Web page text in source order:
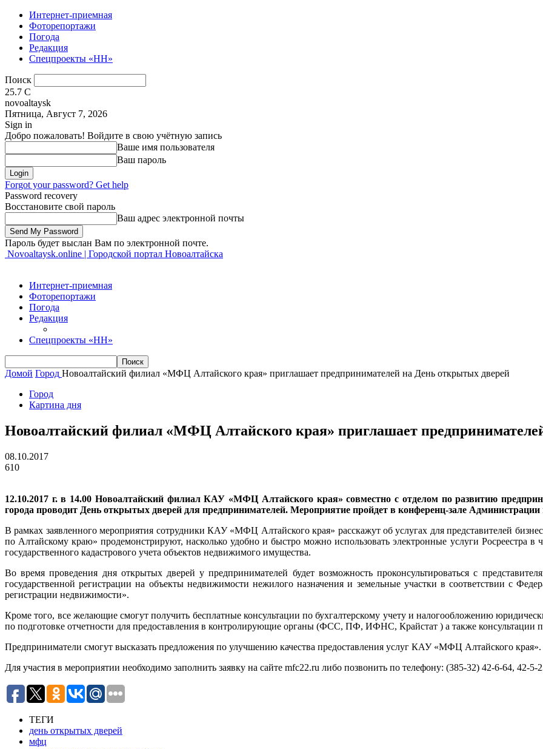
Интернет-приемная
Фоторепортажи
Погода
Редакция
Спецпроекты «НН»
Поиск
25.7 C
novoaltaysk
Пятница, Август 7, 2026
Sign in
Добро пожаловать! Войдите в свою учётную запись
Ваше имя пользователя
Ваш пароль
Forgot your password? Get help
Password recovery
Восстановите свой пароль
Ваш адрес электронной почты
Пароль будет выслан Вам по электронной почте.
Novoaltaysk.online | Городской портал Новоалтайска
Интернет-приемная
Фоторепортажи
Погода
Редакция
Спецпроекты «НН»
Домой Город Новоалтайский филиал «МФЦ Алтайского края» приглашает предпринимателей на День открытых дверей
Город
Картина дня
Новоалтайский филиал «МФЦ Алтайского края» приглашает
08.10.2017
610
12.10.2017 г. в 14.00 Новоалтайский филиал КАУ «МФЦ Алтайского края» совместно с отделом по развитию
города проводит День открытых дверей для предпринимателей. Мероприятие пройдет в конференц-зале
В рамках заявленного мероприятия сотрудники КАУ «МФЦ Алтайского края» расскажут об услугах для представителей
по Алтайскому краю» продемонстрируют, насколько удобно и быстро можно использовать электронные услуги Росреестра
государственного кадастрового учета объектов недвижимого имущества.
Во время проведения дня открытых дверей у предпринимателей будет возможность проконсультироваться с
государственной регистрации на объекты недвижимости нежилого назначения и земельные участки в соответствии с
регистрации недвижимости».
Кроме того, все желающие смогут получить бесплатные консультации по бухгалтерскому учету и налогообложению
по подготовке отчетности для предоставления в контролирующие органы (ФСС, ПФ, ИФНС, Крайстат ) а также
Предприниматели смогут высказать предложения по улучшению качества предоставления услуг КАУ «МФЦ Алтайского края».
Для участия в мероприятии необходимо заполнить заявку на сайте mfc22.ru либо позвонить по телефону: (385-32) 42-6-64, 42-5-
ТЕГИ
день открытых дверей
мфц